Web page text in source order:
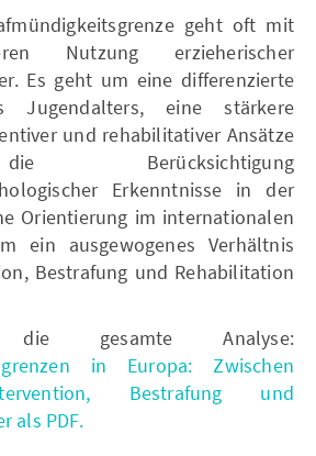
geht oft mit
Nutzung erzieherischer
Es geht um eine differenzierte
Jugendalters, eine stärkere
und rehabilitativer Ansätze
Berücksichtigung
Erkenntnisse in der
Orientierung im internationalen
ein ausgewogenes Verhältnis
Bestrafung und Rehabilitation
gesamte Analyse:
in Europa: Zwischen
Bestrafung und
als PDF.